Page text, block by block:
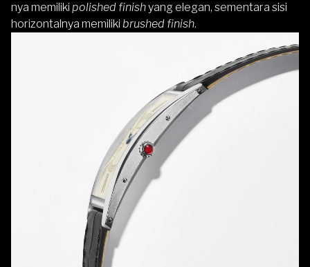
nya memiliki polished finishyang elegan, sementara sisi
horizontalnya memiliki brushed finish.